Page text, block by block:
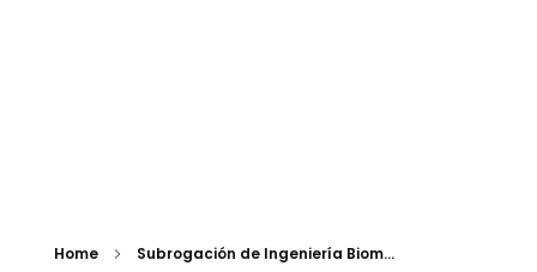
Home Subrogación de Ingeniería Biom...